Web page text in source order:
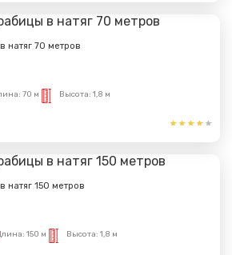
натяг 70 метров
70 м Высота: 1,8 м
натяг 150 метров
150 м Высота: 1,8 м